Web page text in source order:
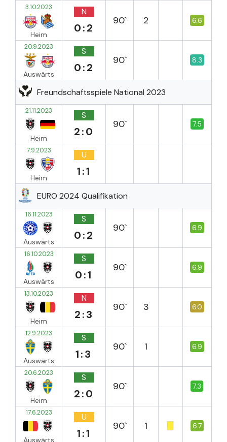
3.10.2023
Heim
N
0:2
90` 2 6.6
20.9.2023
Auswärts
S
0:2
90` 8.3
Freundschaftsspiele National 2023
21.11.2023
Heim
S
2:0
90` 7.5
7.9.2023
Heim
U
1:1
EURO 2024 Qualifikation
16.11.2023
Auswärts
S
0:2
90` 6.9
16.10.2023
Auswärts
S
0:1
90` 6.9
13.10.2023
Heim
N
2:3
90` 3 6.0
12.9.2023
Auswärts
S
1:3
90` 1 6.9
20.6.2023
Heim
S
2:0
90` 7.3
17.6.2023
Auswärts
U
1:1
90` 1 6.7